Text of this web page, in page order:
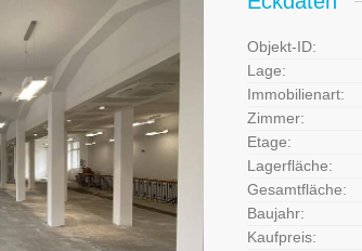
Objekt-ID:
Lage:
Immobilienart:
Zimmer:
Etage:
Lagerfläche:
Gesamtfläche:
Baujahr:
Kaufpreis: